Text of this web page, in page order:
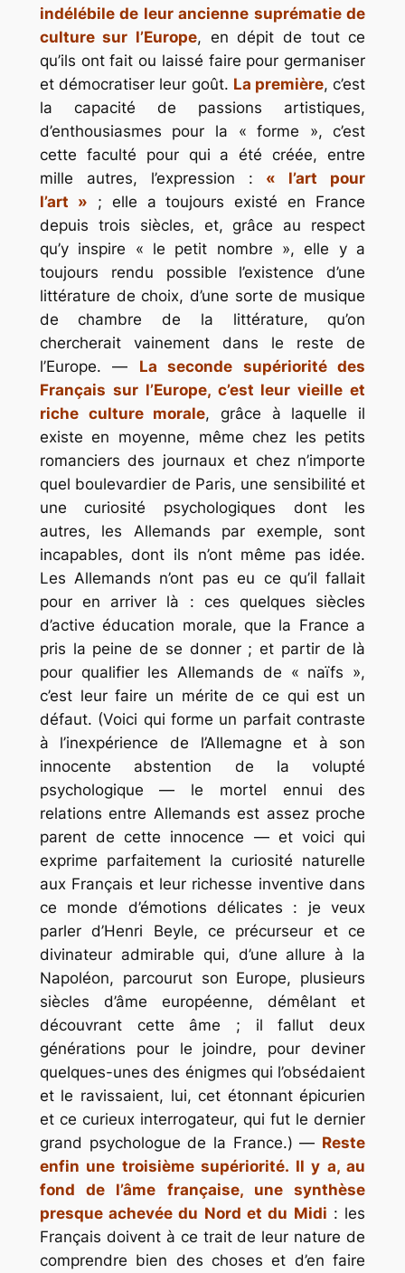
indélébile de leur ancienne suprématie de
culture sur l’Europe, en dépit de tout ce
qu’ils ont fait ou laissé faire pour germaniser
et démocratiser leur goût. La première, c’est
la capacité de passions artistiques,
d’enthousiasmes pour la « forme », c’est
cette faculté pour qui a été créée, entre
mille autres, l’expression : « l’art pour
l’art » ; elle a toujours existé en France
depuis trois siècles, et, grâce au respect
qu’y inspire « le petit nombre », elle y a
toujours rendu possible l’existence d’une
littérature de choix, d’une sorte de musique
de chambre de la littérature, qu’on
chercherait vainement dans le reste de
l’Europe. — La seconde supériorité des
Français sur l’Europe, c’est leur vieille et
riche culture morale, grâce à laquelle il
existe en moyenne, même chez les petits
romanciers des journaux et chez n’importe
quel boulevardier de Paris, une sensibilité et
une curiosité psychologiques dont les
autres, les Allemands par exemple, sont
incapables, dont ils n’ont même pas idée.
Les Allemands n’ont pas eu ce qu’il fallait
pour en arriver là : ces quelques siècles
d’active éducation morale, que la France a
pris la peine de se donner ; et partir de là
pour qualifier les Allemands de « naïfs »,
c’est leur faire un mérite de ce qui est un
défaut. (Voici qui forme un parfait contraste
à l’inexpérience de l’Allemagne et à son
innocente abstention de la volupté
psychologique — le mortel ennui des
relations entre Allemands est assez proche
parent de cette innocence — et voici qui
exprime parfaitement la curiosité naturelle
aux Français et leur richesse inventive dans
ce monde d’émotions délicates : je veux
parler d’Henri Beyle, ce précurseur et ce
divinateur admirable qui, d’une allure à la
Napoléon, parcourut son Europe, plusieurs
siècles d’âme européenne, démêlant et
découvrant cette âme ; il fallut deux
générations pour le joindre, pour deviner
quelques-unes des énigmes qui l’obsédaient
et le ravissaient, lui, cet étonnant épicurien
et ce curieux interrogateur, qui fut le dernier
grand psychologuede la France.) — Reste
enfin une troisième supériorité. Il y a, au
fond de l’âme française, une synthèse
presque achevée du Nord et du Midi : les
Français doivent à ce trait de leur nature de
comprendre bien des choses et d’en faire